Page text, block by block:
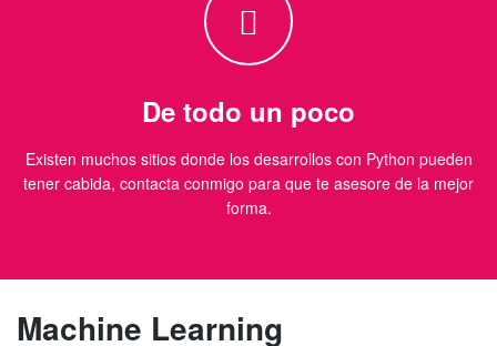
De todo un poco
Existen muchos sitios donde los desarrollos con Python pueden
tener cabida, contacta conmigo para que te asesore de la mejor
forma.
Machine Learning